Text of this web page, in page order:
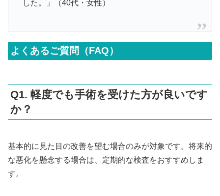
した。」（40代・女性）
よくあるご質問（FAQ）
Q1. 軽度でも手術を受けた方が良いです
か？
基本的に見た目の改善を望む場合のみが対象です。将来的
な悪化を懸念する場合は、定期的な検査をおすすめしま
す。